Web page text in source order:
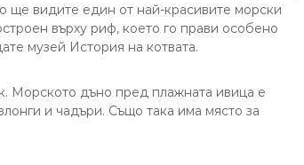
ще видите един от най-красивите морски
върху риф, което го прави особено
музей История на котвата.
Морското дъно пред плажната ивица е
и чадъри. Също така има място за